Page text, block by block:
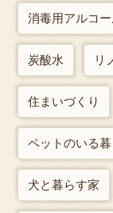
消毒用アルコ
炭酸水 リ
住まいづくり
ペットのいる
犬と暮らす家